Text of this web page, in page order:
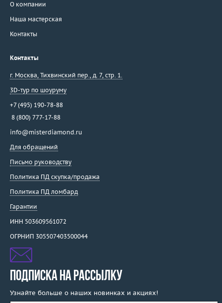
О компании
Наша мастерская
Контакты
Контакты
г. Москва, Тихвинский пер., д. 7, стр. 1.
3D-тур по шоуруму
+7 (495) 190-78-88
8 (800) 777-17-88
info@misterdiamond.ru
Для обращений
Письмо руководству
Политика ПД скупка/продажа
Политика ПД ломбард
Гарантии
ИНН 503609561072
ОГРНИП 305507403500044
ПОДПИСКА НА РАССЫЛКУ
Узнайте больше о наших новинках и акциях!